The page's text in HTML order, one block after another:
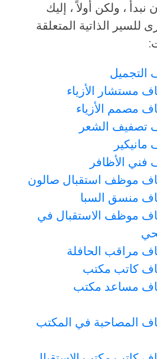
، ولكن أولاً ، إليك
للسير الذاتية المتعلقة
التجميل
مستشار الأزياء
مصمم الأزياء
تصفيف الشعر
مانيكير
فني الأظافر
موظف استقبال صالون
منسق السبا
موظف الاستقبال في
مراقب الحافلة
كاتب مكتب
مساعد مكتب
المصاحبة في المكتب